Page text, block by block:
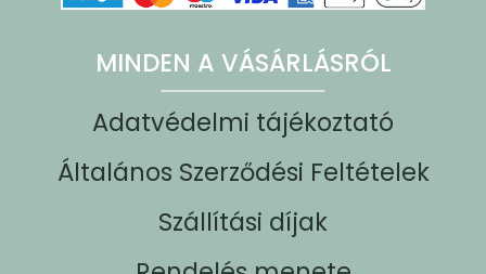
MINDEN A VÁSÁRLÁSRÓL
Adatvédelmi tájékoztató
Általános Szerződési Feltételek
Szállítási díjak